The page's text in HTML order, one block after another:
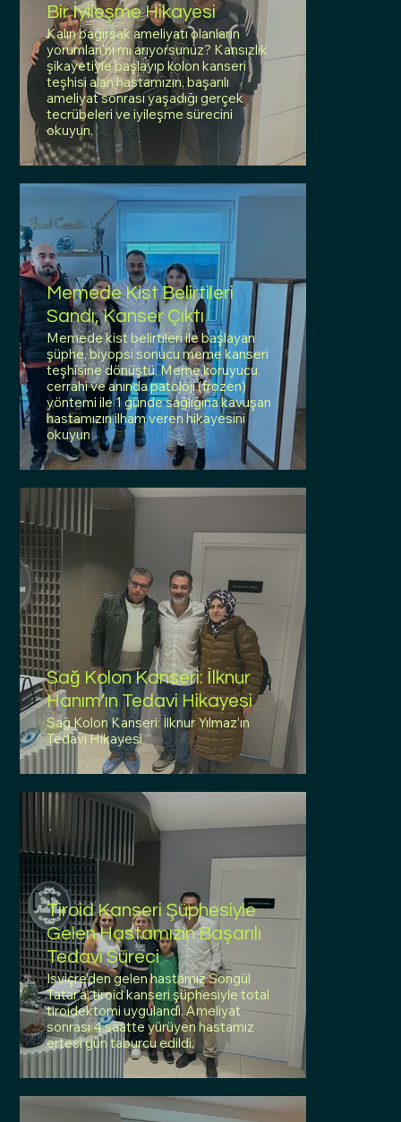
Bir İyileşme Hikayesi
Kalın bağırsak ameliyatı olanların
yorumları'nı mı arıyorsunuz? Kansızlık
şikayetiyle başlayıp kolon kanseri
teşhisi alan hastamızın, başarılı
ameliyat sonrası yaşadığı gerçek
tecrübeleri ve iyileşme sürecini
okuyun.
Memede Kist Belirtileri
Sandı, Kanser Çıktı
Memede kist belirtileri ile başlayan
şüphe, biyopsi sonucu meme kanseri
teşhisine dönüştü. Meme koruyucu
cerrahi ve anında patoloji (frozen)
yöntemi ile 1 günde sağlığına kavuşan
hastamızın ilham veren hikayesini
okuyun
Sağ Kolon Kanseri: İlknur
Hanım’ın Tedavi Hikayesi
Sağ Kolon Kanseri: İlknur Yılmaz’ın
Tedavi Hikayesi
Tiroid Kanseri Şüphesiyle
Gelen Hastamızın Başarılı
Tedavi Süreci
İsviçre’den gelen hastamız Songül
Tatar’a, tiroid kanseri şüphesiyle total
tiroidektomi uygulandı. Ameliyat
sonrası 4 saatte yürüyen hastamız
ertesi gün taburcu edildi.